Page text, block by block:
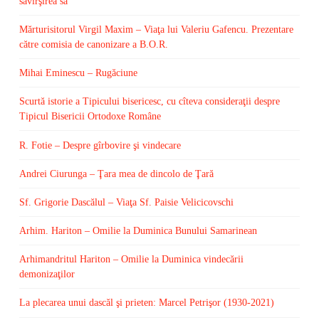
Mărturisitorul Virgil Maxim – Viaţa lui Valeriu Gafencu. Prezentare
către comisia de canonizare a B.O.R.
Mihai Eminescu – Rugăciune
Scurtă istorie a Tipicului bisericesc, cu cîteva consideraţii despre
Tipicul Bisericii Ortodoxe Române
R. Fotie – Despre gîrbovire şi vindecare
Andrei Ciurunga – Ţara mea de dincolo de Ţară
Sf. Grigorie Dascălul – Viaţa Sf. Paisie Velicicovschi
Arhim. Hariton – Omilie la Duminica Bunului Samarinean
Arhimandritul Hariton – Omilie la Duminica vindecării
demonizaţilor
La plecarea unui dascăl şi prieten: Marcel Petrişor (1930-2021)